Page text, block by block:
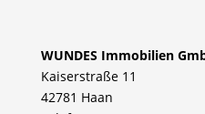
WUNDES Immobilien
Kaiserstraße 11
42781 Haan